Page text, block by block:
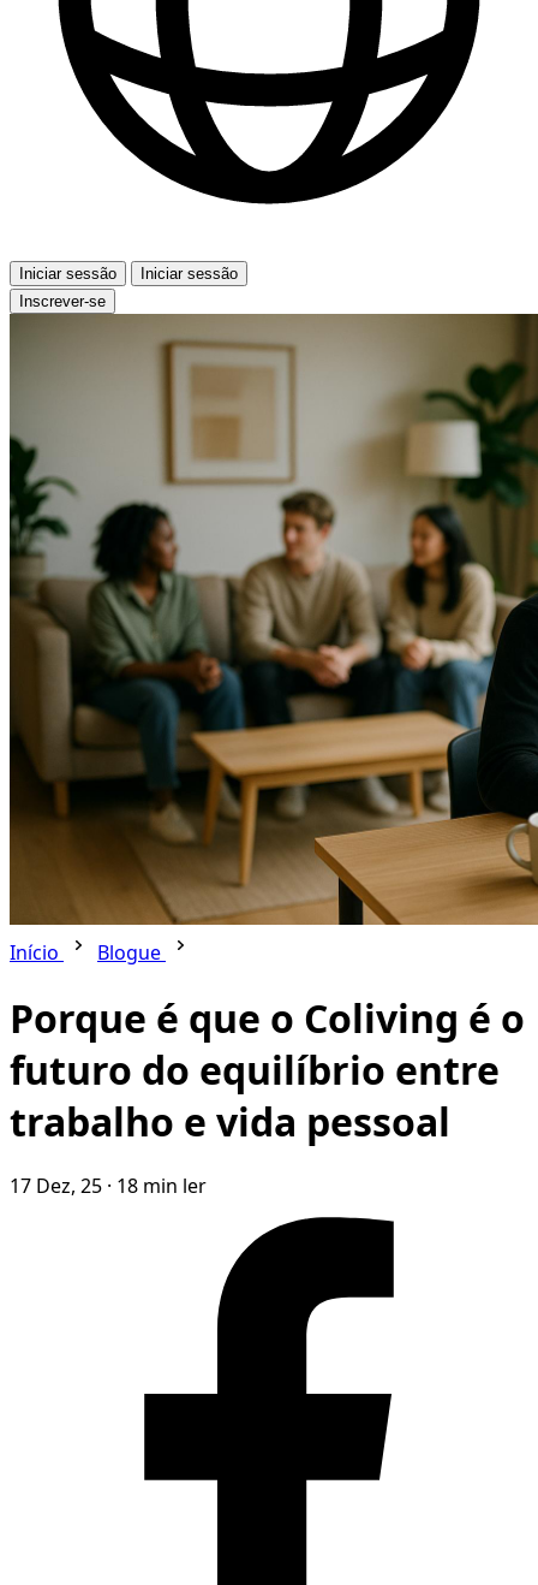
Iniciar sessão
Iniciar sessão
Inscrever-se
Início Blogue
Porque é que o Coliving é o
futuro do equilíbrio entre
trabalho e vida pessoal
17 Dez, 25 · 18 min ler